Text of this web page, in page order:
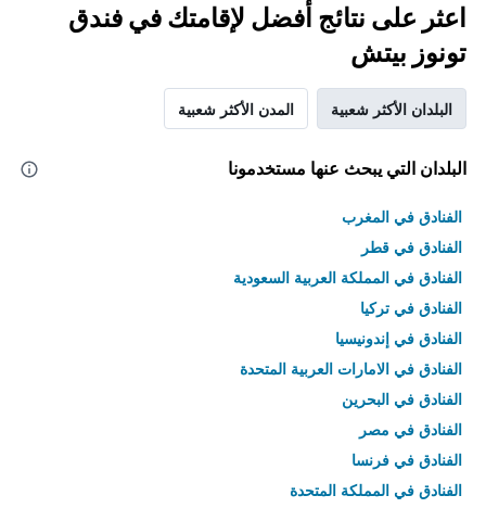
اعثر على نتائج أفضل لإقامتك في فندق
تونوز بيتش
البلدان الأكثر شعبية المدن الأكثر شعبية
البلدان التي يبحث عنها مستخدمونا
الفنادق في المغرب
الفنادق في قطر
الفنادق في المملكة العربية السعودية
الفنادق في تركيا
الفنادق في إندونيسيا
الفنادق في الامارات العربية المتحدة
الفنادق في البحرين
الفنادق في مصر
الفنادق في فرنسا
الفنادق في المملكة المتحدة